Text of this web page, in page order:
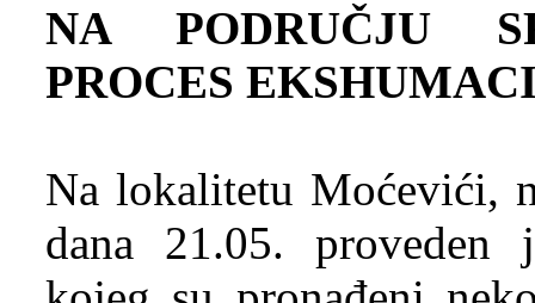
NA PODRUČJU
PROCES
Na lokalitetu Moćevići,
dana 21.05. proveden